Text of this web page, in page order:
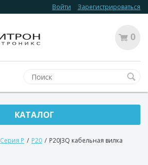
Войти Зарегистрироваться
0
КАТАЛОГ
Серия Р / Р20 / P20J3Q кабельная вилка